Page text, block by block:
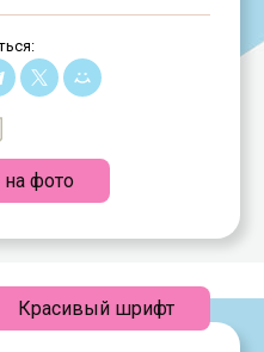
на фото
Красивый шрифт